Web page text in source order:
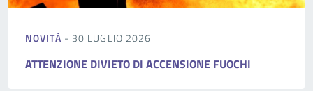
NOVITÀ - 30 LUGLIO 2026
ATTENZIONE DIVIETO DI ACCENSIONE FUOCHI